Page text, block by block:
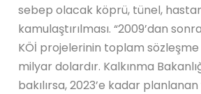
sebep olacak köprü, tünel,
kamulaştırılması. “2009’dan
KÖİ projelerinin toplam sözleşme
milyar dolardır. Kalkınma
bakılırsa, 2023’e kadar